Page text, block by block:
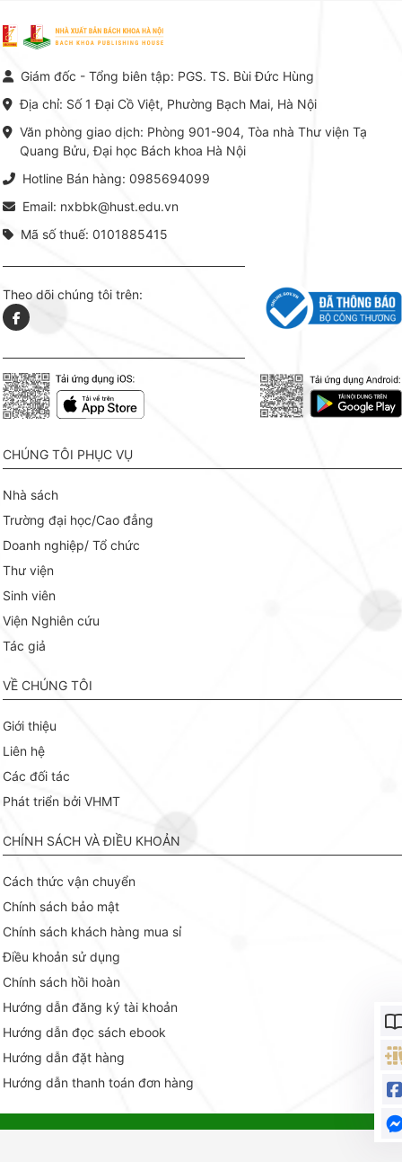
vực Hóa học phân tích tại Việt
Nam hiện nay. Bộ sách mang
đến một hệ thống tri thức hoàn
thuật thực hành -> Ứng dụng
khoa Hà Nội ấn hành cả hai
lý. Các
Giám đốc - Tổng biên tập: PGS. TS. Bùi Đức Hùng
Địa chỉ: Số 1 Đại Cồ Việt, Phường Bạch Mai, Hà Nội
Văn phòng giao dịch: Phòng 901-904, Tòa nhà Thư viện Tạ
Quang Bửu, Đại học Bách khoa Hà Nội
Hotline Bán hàng: 0985694099
Email: nxbbk@hust.edu.vn
Mã số thuế: 0101885415
Theo dõi chúng tôi trên:
CHÚNG TÔI PHỤC VỤ
Nhà sách
Trường đại học/Cao đẳng
Doanh nghiệp/ Tổ chức
Thư viện
Sinh viên
Viện Nghiên cứu
Tác giả
VỀ CHÚNG TÔI
Giới thiệu
Liên hệ
Các đối tác
Phát triển bởi VHMT
CHÍNH SÁCH VÀ ĐIỀU KHOẢN
Cách thức vận chuyển
Chính sách bảo mật
Chính sách khách hàng mua sỉ
Điều khoản sử dụng
Chính sách hồi hoàn
Hướng dẫn đăng ký tài khoản
Hướng dẫn đọc sách ebook
Hướng dẫn đặt hàng
Hướng dẫn thanh toán đơn hàng